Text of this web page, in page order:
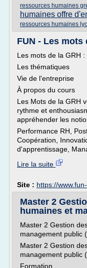
ressources humaines
humaines offre
ressources humaines
FUN - Les mots
Les mots de la GRH
Les thématiques
Vie de l'entreprise
À propos du cours
Les Mots de la GRH
rythme et
appréhender les
Performance RH,
Coopération,
d'apprentissage,
Lire la suite
Site : https://
Master 2
humaines et
Master 2 Gestion
management public
Master 2 Gestion
management public
Formation